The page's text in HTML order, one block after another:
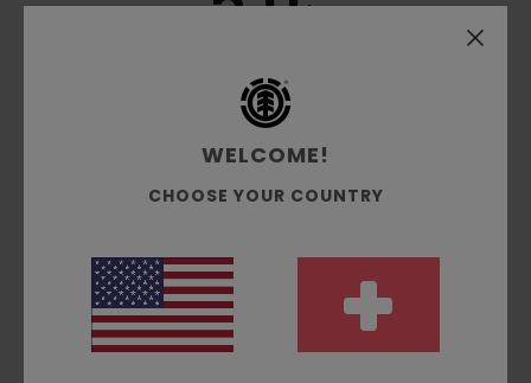
2 verifizierten Bewertungen
2026
100% unserer Kunden empfehlen dieses Produkt
Komfort
Preis-Leistungs-Verhältnis
WELCOME!
CHOOSE YOUR COUNTRY